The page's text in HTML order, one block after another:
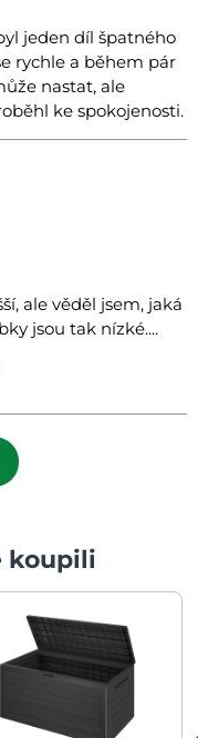
jeden díl špatného
rychle a během pár
nastat, ale
ke spokojenosti.
ale věděl jsem, jaká
jsou tak nízké....
koupili